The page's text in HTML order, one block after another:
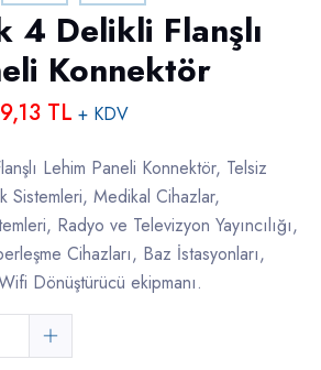
4 Delikli Flanşlı
Konnektör
TL + KDV
Lehim Paneli Konnektör, Telsiz
Sistemleri, Medikal Cihazlar,
Radyo ve Televizyon Yayıncılığı,
Cihazları, Baz İstasyonları,
Dönüştürücü ekipmanı.